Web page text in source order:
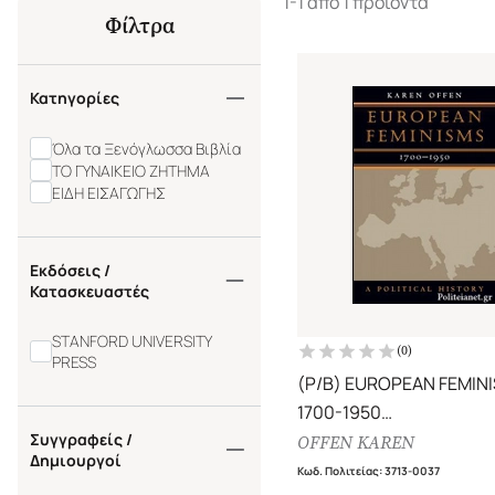
Φίλτρα
Κατηγορίες
Όλα τα Ξενόγλωσσα Βιβλία
ΤΟ ΓΥΝΑΙΚΕΙΟ ΖΗΤΗΜΑ
ΕΙΔΗ ΕΙΣΑΓΩΓΗΣ
Εκδόσεις /
Κατασκευαστές
STANFORD UNIVERSITY
PRESS
Συγγραφείς /
Δημιουργοί
(0)
(P/B) EUROPEAN
1700-1950
A POLITICAL HISTORY
OFFEN KAREN
Κωδ. Πολιτείας:3713-0037